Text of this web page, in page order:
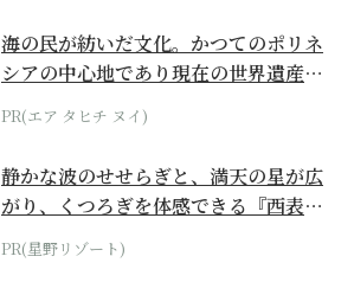
海の民が紡いだ文化。かつてのポリネ
シアの中心地であり現在の世界遺産か
らみえてくる...
PR(エア タヒチ ヌイ)
静かな波のせせらぎと、満天の星が広
がり、くつろぎを体感できる『西表島
ホテル by...
PR(星野リゾート)